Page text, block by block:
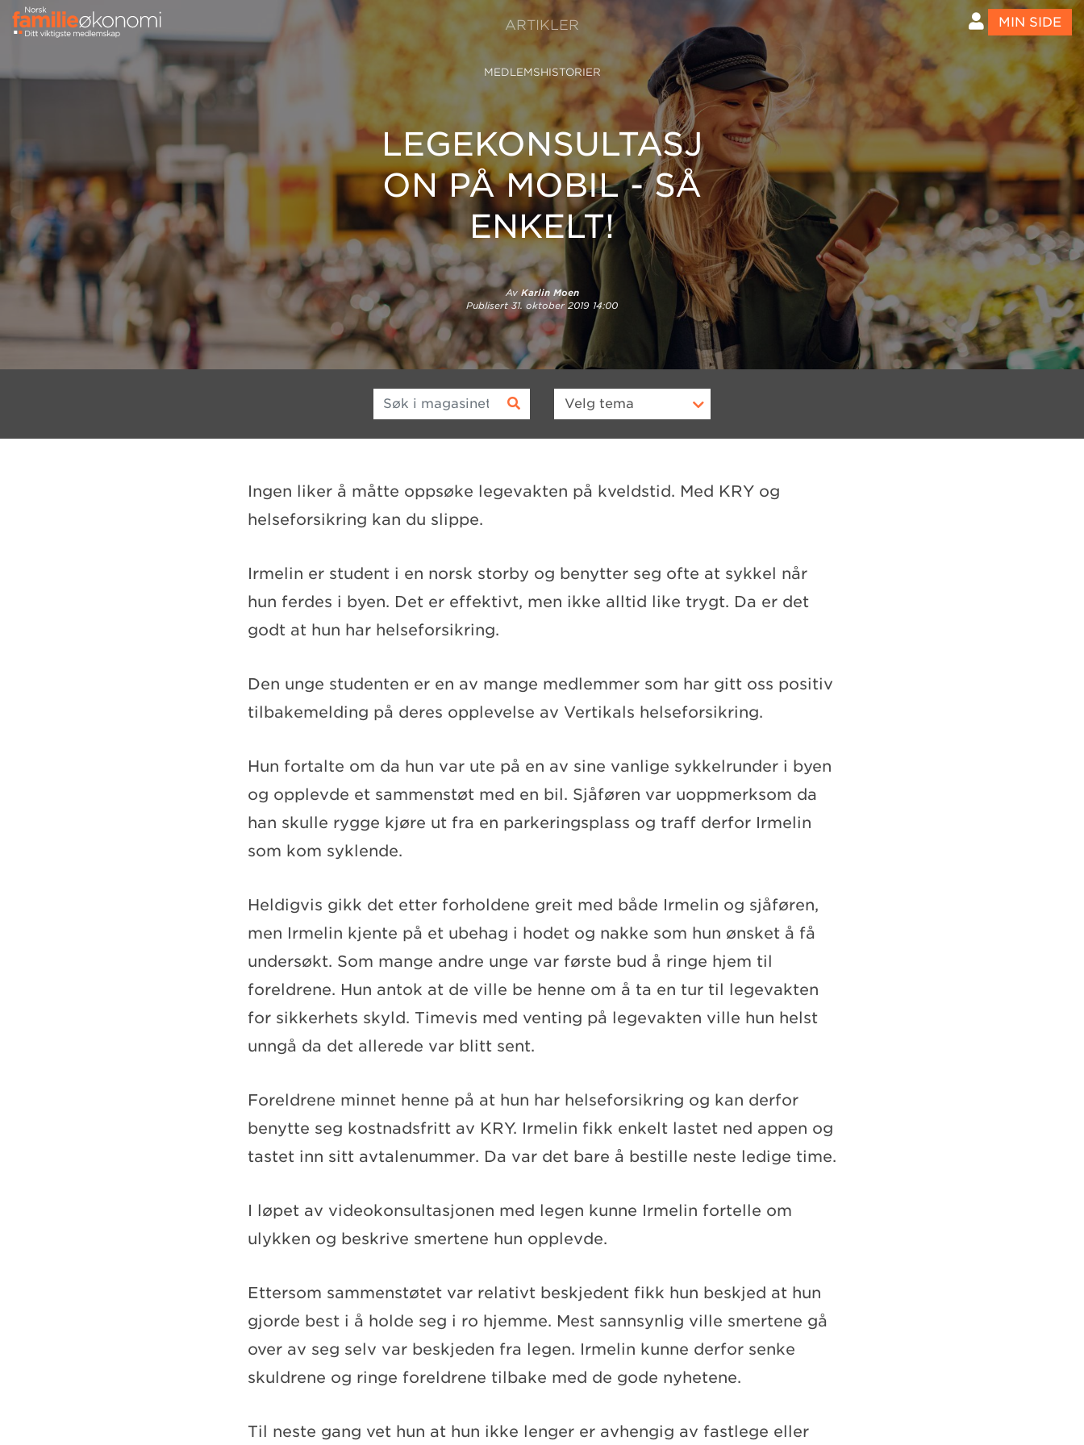
ARTIKLER MIN SIDE
MEDLEMSHISTORIER
LEGEKONSULTASJ
ON PÅ MOBIL - SÅ
ENKELT!
Av Karlin Moen
Publisert31. oktober 2019 14:00
Søk i magasinet Velg tema
Ingen liker å måtte oppsøke legevakten på kveldstid. Med KRY og
helseforsikring kan du slippe.
Irmelin er student i en norsk storby og benytter seg ofte at sykkel når
hun ferdes i byen. Det er effektivt, men ikke alltid like trygt. Da er det
godt at hun har helseforsikring.
Den unge studenten er en av mange medlemmer som har gitt oss positiv
tilbakemelding på deres opplevelse av Vertikals helseforsikring.
Hun fortalte om da hun var ute på en av sine vanlige sykkelrunder i byen
og opplevde et sammenstøt med en bil. Sjåføren var uoppmerksom da
han skulle rygge kjøre ut fra en parkeringsplass og traff derfor Irmelin
som kom syklende.
Heldigvis gikk det etter forholdene greit med både Irmelin og sjåføren,
men Irmelin kjente på et ubehag i hodet og nakke som hun ønsket å få
undersøkt. Som mange andre unge var første bud å ringe hjem til
foreldrene. Hun antok at de ville be henne om å ta en tur til legevakten
for sikkerhets skyld. Timevis med venting på legevakten ville hun helst
unngå da det allerede var blitt sent.
Foreldrene minnet henne på at hun har helseforsikring og kan derfor
benytte seg kostnadsfritt av KRY. Irmelin fikk enkelt lastet ned appen og
tastet inn sitt avtalenummer. Da var det bare å bestille neste ledige time.
I løpet av videokonsultasjonen med legen kunne Irmelin fortelle om
ulykken og beskrive smertene hun opplevde.
Ettersom sammenstøtet var relativt beskjedent fikk hun beskjed at hun
gjorde best i å holde seg i ro hjemme. Mest sannsynlig ville smertene gå
over av seg selv var beskjeden fra legen. Irmelin kunne derfor senke
skuldrene og ringe foreldrene tilbake med de gode nyhetene.
Til neste gang vet hun at hun ikke lenger er avhengig av fastlege eller